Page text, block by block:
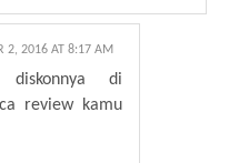
2, 2016 AT 8:17 AM
diskonnya di
review kamu